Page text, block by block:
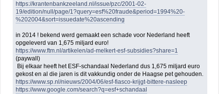
https://krantenbankzeeland.nl/issue/pzc/2001-02-
19/edition/null/page/1?query=esf%20fraude&period=1994%20-
%202004&sort=issuedate%20ascending
in 2014 ! bekend werd gemaakt een schade voor Nederland heeft
opgeleverd van 1,675 miljard euro!
https://www.ftm.nl/artikelen/ad-melkert-esf-subsidies?share=1
(paywall)
Bij elkaar heeft het ESF-schandaal Nederland dus 1,675 miljard euro
gekost en al die jaren is dit vakkundig onder de Haagse pet gehouden.
https://www.sp.nl/nieuws/2004/06/esf-fiasco-krijgt-bittere-nasleep
https://www.google.com/search?q=esf+schandaal